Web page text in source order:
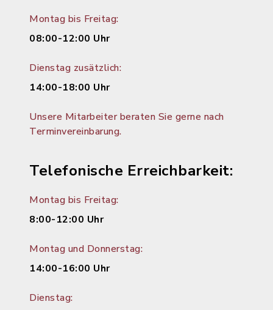
Montag bis Freitag:
08:00-12:00 Uhr
Dienstag zusätzlich:
14:00-18:00 Uhr
Unsere Mitarbeiter beraten Sie gerne nach
Terminvereinbarung.
Telefonische Erreichbarkeit:
Montag bis Freitag:
8:00-12:00 Uhr
Montag und Donnerstag:
14:00-16:00 Uhr
Dienstag: